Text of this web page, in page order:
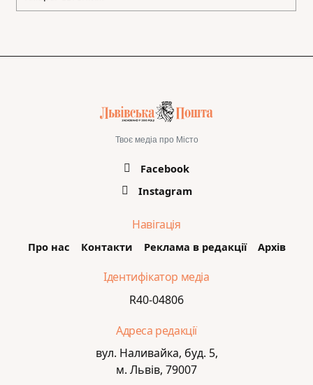
Твоє медіа про Місто
Facebook
Instagram
Навігація
Про нас Контакти Реклама в редакції Архів
Ідентифікатор медіа
R40-04806
Адреса редакції
вул. Наливайка, буд. 5,
м. Львів, 79007